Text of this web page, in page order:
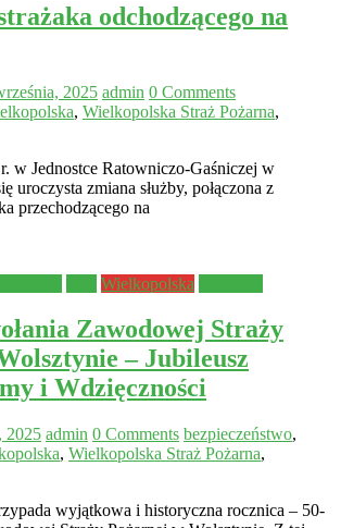
odchodzącego na
2025 admin 0 Comments
, Wielkopolska Straż Pożarna,
w Jednostce Ratowniczo-Gaśniczej w
uroczysta zmiana służby, połączona z
przechodzącego na
Wielkopolska
Zawodowej Straży
– Jubileusz
i Wdzięczności
2025 admin 0 Comments bezpieczeństwo,
, Wielkopolska Straż Pożarna,
wyjątkowa i historyczna rocznica – 50-